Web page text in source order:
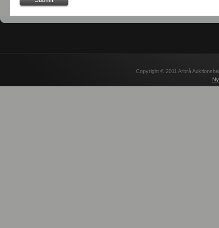
Copyright © 2011 Arbrå